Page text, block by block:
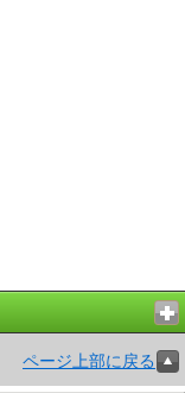
ページ上部に戻る